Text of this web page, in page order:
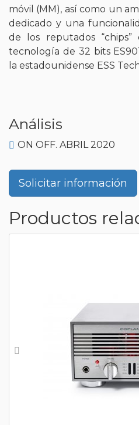
móvil (MM), así como un
dedicado y una
de los reputados
tecnología de 32 bits
la estadounidense ESS
Análisis
ON OFF. ABRIL 2020
Solicitar información
Productos